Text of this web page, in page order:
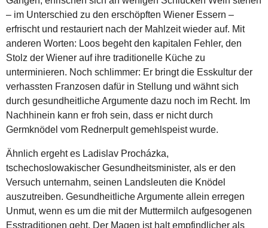
– im Unterschied zu den erschöpften Wiener Essern –
erfrischt und restauriert nach der Mahlzeit wieder auf. Mit
anderen Worten: Loos begeht den kapitalen Fehler, den
Stolz der Wiener auf ihre traditionelle Küche zu
unterminieren. Noch schlimmer: Er bringt die Esskultur der
verhassten Franzosen dafür in Stellung und wähnt sich
durch gesundheitliche Argumente dazu noch im Recht. Im
Nachhinein kann er froh sein, dass er nicht durch
Germknödel vom Rednerpult gemehlspeist wurde.
Ähnlich ergeht es Ladislav Procházka,
tschechoslowakischer Gesundheitsminister, als er den
Versuch unternahm, seinen Landsleuten die Knödel
auszutreiben. Gesundheitliche Argumente allein erregen
Unmut, wenn es um die mit der Muttermilch aufgesogenen
Esstraditionen geht. Der Magen ist halt empfindlicher als